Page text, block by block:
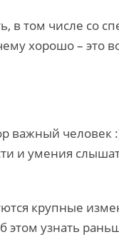
в том числе со
хорошо – это
важный человек
и умения
крупные
этом узнать